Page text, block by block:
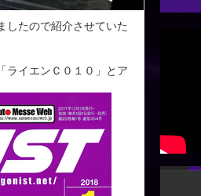
したので紹介させていた
イエンＣ０１０」とア